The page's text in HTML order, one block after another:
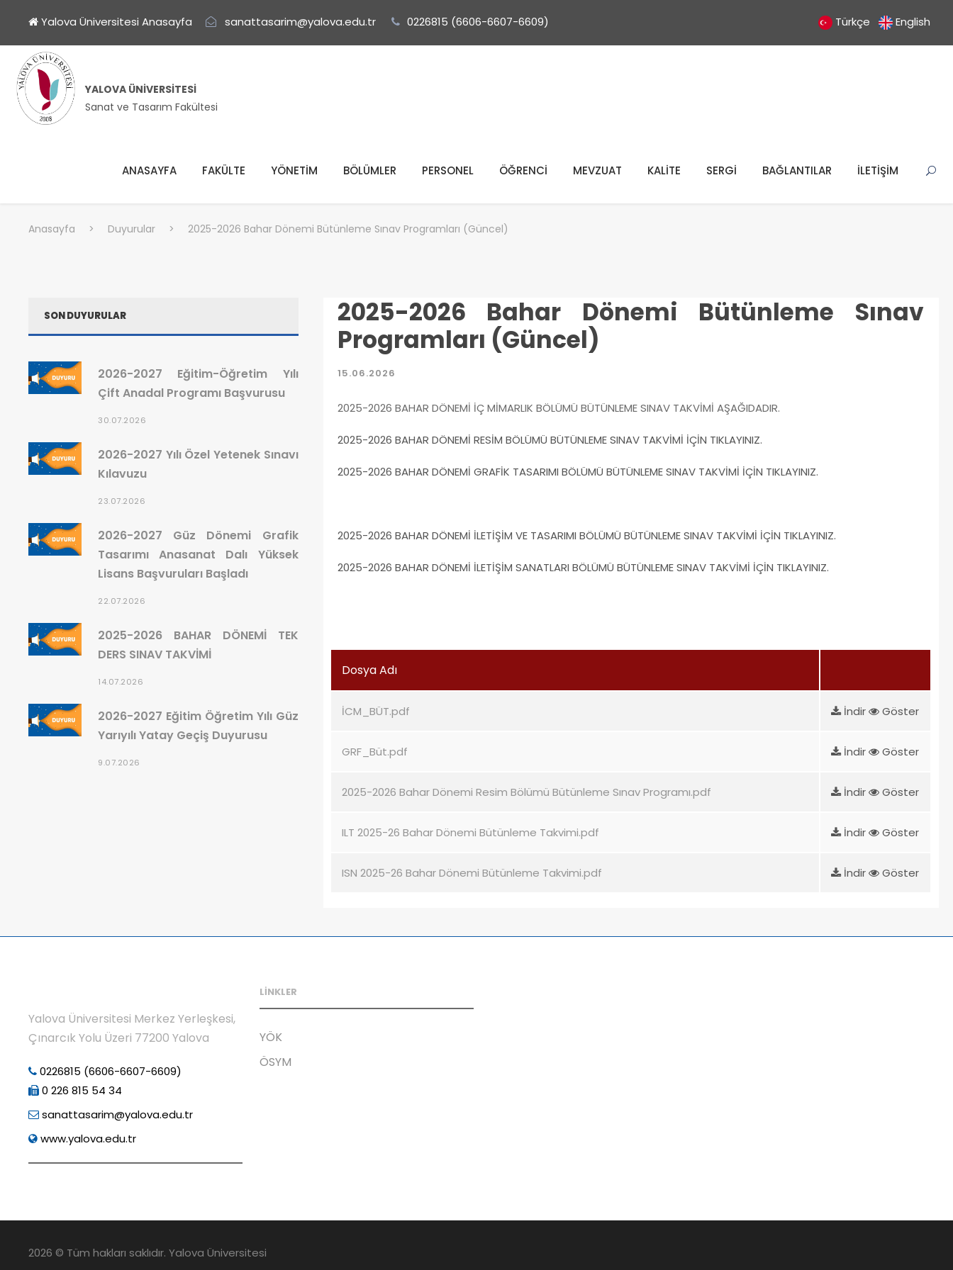
Yalova Üniversitesi Anasayfa sanattasarim@yalova.edu.tr 0226815 (6606-6607-6609) Türkçe English
YALOVA ÜNIVERSITESI
Sanat ve Tasarım Fakültesi
ANASAYFA FAKÜLTE YÖNETİM BÖLÜMLER PERSONEL ÖĞRENCİ MEVZUAT KALİTE SERGİ BAĞLANTILAR İLETİŞİM
Anasayfa > Duyurular > 2025-2026 Bahar Dönemi Bütünleme Sınav Programları (Güncel)
2025-2026 Bahar Dönemi Bütünleme Sınav
Programları (Güncel)
15.06.2026
2025-2026 BAHAR DÖNEMİ İÇ MİMARLIK BÖLÜMÜ BÜTÜNLEME SINAV TAKVİMİ AŞAĞIDADIR.
2025-2026 BAHAR DÖNEMİ RESİM BÖLÜMÜ BÜTÜNLEME SINAV TAKVİMİ İÇİN TIKLAYINIZ.
2025-2026 BAHAR DÖNEMİ GRAFİK TASARIMI BÖLÜMÜ BÜTÜNLEME SINAV TAKVİMİ İÇİN TIKLAYINIZ.
2025-2026 BAHAR DÖNEMİ İLETİŞİM VE TASARIMI BÖLÜMÜ BÜTÜNLEME SINAV TAKVİMİ İÇİN TIKLAYINIZ.
2025-2026 BAHAR DÖNEMİ İLETİŞİM SANATLARI BÖLÜMÜ BÜTÜNLEME SINAV TAKVİMİ İÇİN TIKLAYINIZ.
Dosya Adı
İCM_BÜT.pdf İndir Göster
GRF_Büt.pdf İndir Göster
2025-2026 Bahar Dönemi Resim Bölümü Bütünleme Sınav Programı.pdf İndir Göster
ILT 2025-26 Bahar Dönemi Bütünleme Takvimi.pdf İndir Göster
ISN 2025-26 Bahar Dönemi Bütünleme Takvimi.pdf İndir Göster
SON DUYURULAR
2026-2027 Eğitim-Öğretim Yılı
Çift Anadal Programı Başvurusu
30.07.2026
2026-2027 Yılı Özel Yetenek Sınavı
Kılavuzu
23.07.2026
2026-2027 Güz Dönemi Grafik
Tasarımı Anasanat Dalı Yüksek
Lisans Başvuruları Başladı
22.07.2026
2025-2026 BAHAR DÖNEMİ TEK
DERS SINAV TAKVİMİ
14.07.2026
2026-2027 Eğitim Öğretim Yılı Güz
Yarıyılı Yatay Geçiş Duyurusu
9.07.2026
Yalova Üniversitesi Merkez Yerleşkesi,
Çınarcık Yolu Üzeri 77200 Yalova
0226815 (6606-6607-6609)
0 226 815 54 34
sanattasarim@yalova.edu.tr
www.yalova.edu.tr
LİNKLER
YÖK
ÖSYM
2026 © Tüm hakları saklıdır. Yalova Üniversitesi